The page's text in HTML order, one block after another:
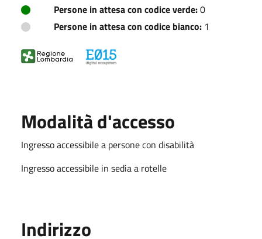
Persone in attesa con codice verde:0
Persone in attesa con codice bianco: 1
Modalità d'accesso
Ingresso accessibile a persone con disabilità
Ingresso accessibile in sedia a rotelle
Indirizzo